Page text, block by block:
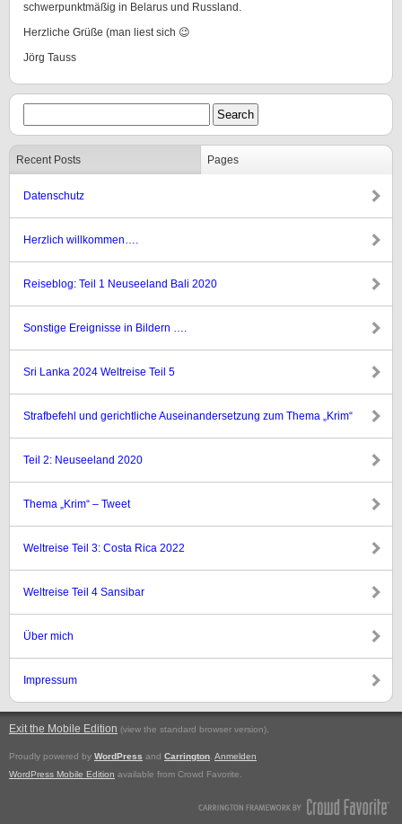
schwerpunktmäßig in Belarus und Russland.
Herzliche Grüße (man liest sich 😉
Jörg Tauss
Recent Posts Pages
Datenschutz
Herzlich willkommen….
Reiseblog: Teil 1 Neuseeland Bali 2020
Sonstige Ereignisse in Bildern ….
Sri Lanka 2024 Weltreise Teil 5
Strafbefehl und gerichtliche Auseinandersetzung zum Thema „Krim“
Teil 2: Neuseeland 2020
Thema „Krim“ – Tweet
Weltreise Teil 3: Costa Rica 2022
Weltreise Teil 4 Sansibar
Über mich
Impressum
Exit the Mobile Edition (view the standard browser version).
Proudly powered by WordPress and Carrington Anmelden
WordPress Mobile Edition available from Crowd Favorite.